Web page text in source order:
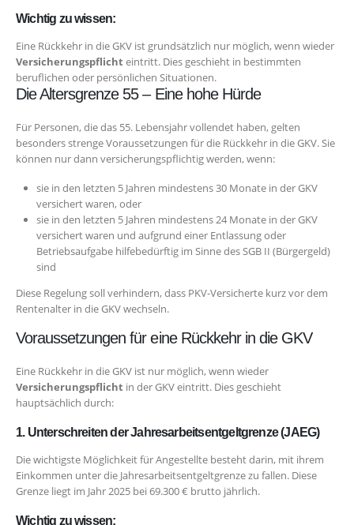
Wichtig zu wissen:
Eine Rückkehr in die GKV ist grundsätzlich nur möglich, wenn wieder
Versicherungspflicht eintritt. Dies geschieht in bestimmten
beruflichen oder persönlichen Situationen.
Die Altersgrenze 55 – Eine hohe Hürde
Für Personen, die das 55. Lebensjahr vollendet haben, gelten
besonders strenge Voraussetzungen für die Rückkehr in die GKV. Sie
können nur dann versicherungspflichtig werden, wenn:
sie in den letzten 5 Jahren mindestens 30 Monate in der GKV
versichert waren, oder
sie in den letzten 5 Jahren mindestens 24 Monate in der GKV
versichert waren und aufgrund einer Entlassung oder
Betriebsaufgabe hilfebedürftig im Sinne des SGB II (Bürgergeld)
sind
Diese Regelung soll verhindern, dass PKV-Versicherte kurz vor dem
Rentenalter in die GKV wechseln.
Voraussetzungen für eine Rückkehr in die GKV
Eine Rückkehr in die GKV ist nur möglich, wenn wieder
Versicherungspflicht in der GKV eintritt. Dies geschieht
hauptsächlich durch:
1. Unterschreiten der Jahresarbeitsentgeltgrenze (JAEG)
Die wichtigste Möglichkeit für Angestellte besteht darin, mit ihrem
Einkommen unter die Jahresarbeitsentgeltgrenze zu fallen. Diese
Grenze liegt im Jahr 2025 bei 69.300 € brutto jährlich.
Wichtig zu wissen: